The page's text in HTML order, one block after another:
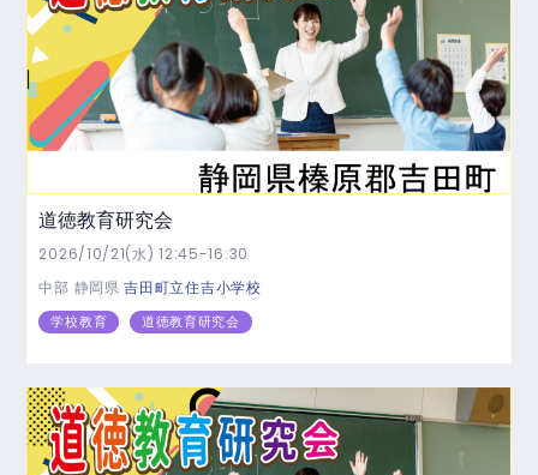
道徳教育研究会
2026/10/21(水) 12:45-16:30
中部 静岡県吉田町立住吉小学校
学校教育 道徳教育研究会